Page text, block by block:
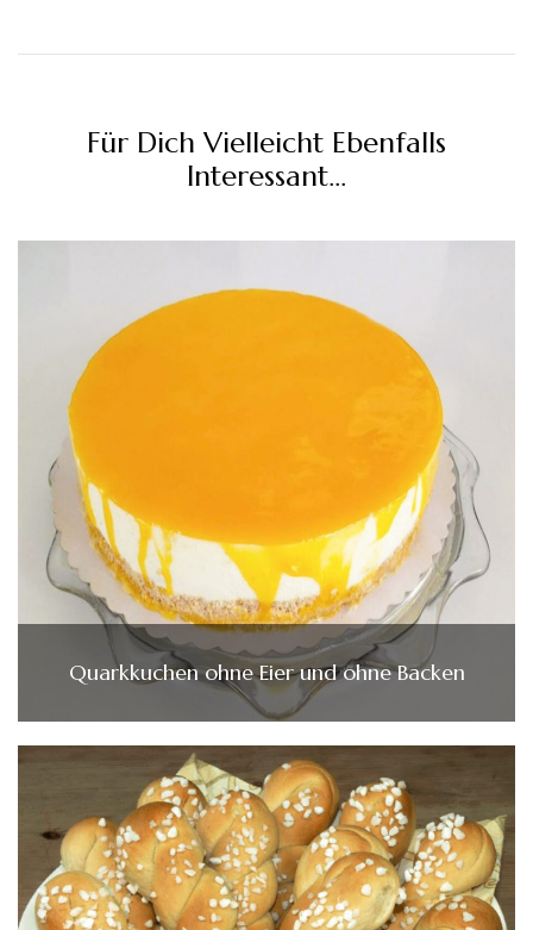
Für Dich Vielleicht Ebenfalls
Interessant...
Quarkkuchen ohne Eier und ohne Backen